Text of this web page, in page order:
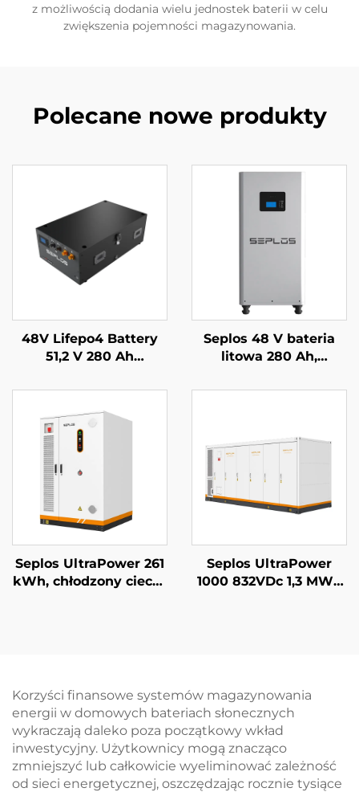
z możliwością dodania wielu jednostek baterii w celu
zwiększenia pojemności magazynowania.
Polecane nowe produkty
48V Lifepo4 Battery
51,2 V 280 Ah
zasilania awaryjnego
baterią Mason 14 kWh
bateria słoneczna
Seplos
Seplos 48 V bateria
litowa 280 Ah,
magazynowania
litowo-żelazowo-
fosforanowa (LiFePO4)
Seplos UltraPower 261
kWh, chłodzony cieczą
zarządzanie termiczne
dla przemysłowych
systemów
magazynowania
energii w
mikrosieciach
Seplos UltraPower
1000 832VDc 1,3 MWh
cieczowym Mikrosieci
BESS
Korzyści finansowe systemów magazynowania
energii w domowych bateriach słonecznych
wykraczają daleko poza początkowy wkład
inwestycyjny. Użytkownicy mogą znacząco
zmniejszyć lub całkowicie wyeliminować zależność
od sieci energetycznej, oszczędzając rocznie tysiące